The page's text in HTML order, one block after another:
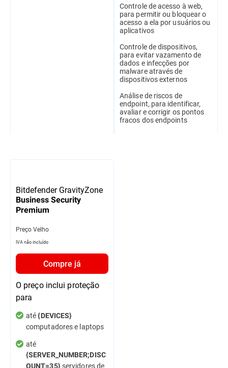
Controle de acesso à web,
para permitir ou bloquear o
acesso a ela por usuários ou
aplicativos
Controle de dispositivos,
para evitar vazamento de
dados e infecções por
malware através de
dispositivos externos
Análise de riscos de
endpoint, para identificar,
avaliar e corrigir os pontos
fracos dos endpoints
Bitdefender GravityZone
Business Security
Premium
Preço Velho
IVA não incluído
Compre já
O preço inclui proteção
para
até{DEVICES}
computadores e laptops
até
{SERVER_NUMBER;DISC
OUNT=35}servidores de